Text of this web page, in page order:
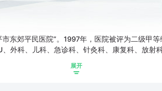
东郊平民医院”。1997年，医院被评为二级甲
外科、儿科、急诊科、针灸科、康复科、放射
展开